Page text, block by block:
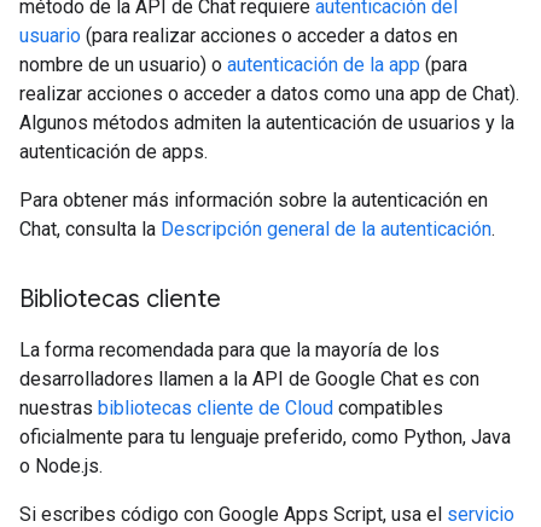
método de la API de Chat requiere autenticación del
usuario (para realizar acciones o acceder a datos en
nombre de un usuario) o autenticación de la app (para
realizar acciones o acceder a datos como una app de Chat).
Algunos métodos admiten la autenticación de usuarios y la
autenticación de apps.
Para obtener más información sobre la autenticación en
Chat, consulta la Descripción general de la autenticación.
Bibliotecas cliente
La forma recomendada para que la mayoría de los
desarrolladores llamen a la API de Google Chat es con
nuestras bibliotecas cliente de Cloud compatibles
oficialmente para tu lenguaje preferido, como Python, Java
o Node.js.
Si escribes código con Google Apps Script, usa el servicio